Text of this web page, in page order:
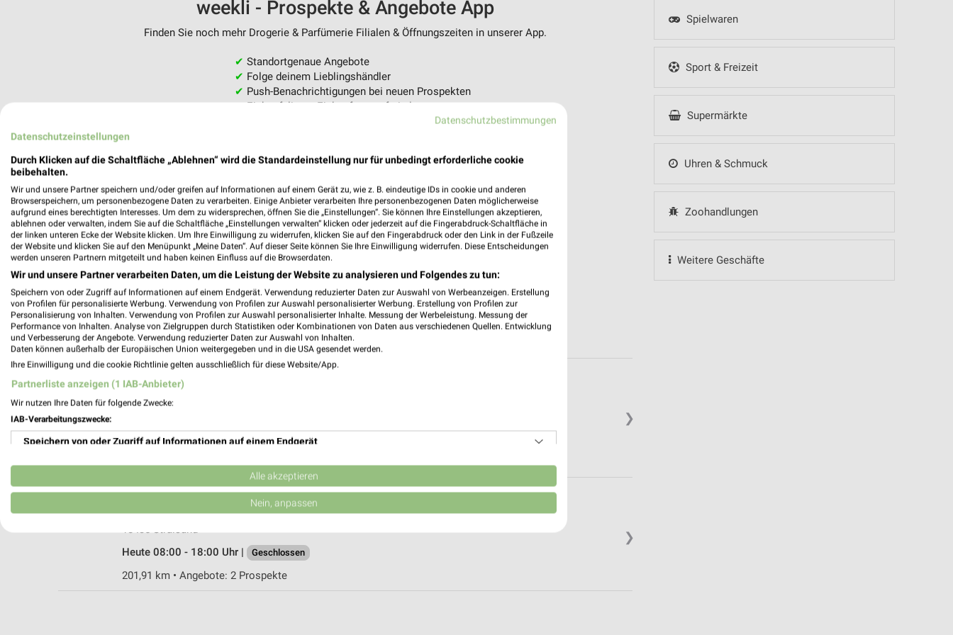
Spielwaren
Sport & Freizeit
Supermärkte
Uhren & Schmuck
Zoohandlungen
Weitere Geschäfte
weekli - Prospekte & Angebote App
Finden Sie noch mehr Drogerie & Parfümerie Filialen & Öffnungszeiten in unserer App.
✔ Standortgenaue Angebote
✔ Folge deinem Lieblingshändler
✔ Push-Benachrichtigungen bei neuen Prospekten
✔Einkaufsliste - Einkauf stressfrei planen
❯
Douglas Stralsund Ossenreyer Straße
18439 Stralsund
Heute 09:30 - 17:00 Uhr | Geschlossen
❯
Heinrich-Heine-Ring 120 c
18435 Stralsund
Heute 08:00 - 18:00 Uhr |
Geschlossen
201,91 km • Angebote: 2 Prospekte
Datenschutzbestimmungen
Datenschutzeinstellungen
Durch Klicken auf die Schaltfläche „Ablehnen“ wird die Standardeinstellung nur für unbedingt erforderliche cookie
beibehalten.
Wir und unsere Partner speichern und/oder greifen auf Informationen auf einem Gerät zu, wie z. B. eindeutige IDs in cookie und anderen
Browserspeichern, um personenbezogene Daten zu verarbeiten. Einige Anbieter verarbeiten Ihre personenbezogenen Daten möglicherweise
aufgrund eines berechtigten Interesses. Um dem zu widersprechen, öffnen Sie die „Einstellungen“. Sie können Ihre Einstellungen akzeptieren,
ablehnen oder verwalten, indem Sie auf die Schaltfläche „Einstellungen verwalten“ klicken oder jederzeit auf die Fingerabdruck-Schaltfläche in
der linken unteren Ecke der Website klicken. Um Ihre Einwilligung zu widerrufen, klicken Sie auf den Fingerabdruck oder den Link in der Fußzeile
der Website und klicken Sie auf den Menüpunkt „Meine Daten“. Auf dieser Seite können Sie Ihre Einwilligung widerrufen. Diese Entscheidungen
werden unseren Partnern mitgeteilt und haben keinen Einfluss auf die Browserdaten.
Wir und unsere Partner verarbeiten Daten, um die Leistung der Website zu analysieren und Folgendes zu tun:
Speichern von oder Zugriff auf Informationen auf einem Endgerät. Verwendung reduzierter Daten zur Auswahl von Werbeanzeigen. Erstellung
von Profilen für personalisierte Werbung. Verwendung von Profilen zur Auswahl personalisierter Werbung. Erstellung von Profilen zur
Personalisierung von Inhalten. Verwendung von Profilen zur Auswahl personalisierter Inhalte. Messung der Werbeleistung. Messung der
Performance von Inhalten. Analyse von Zielgruppen durch Statistiken oder Kombinationen von Daten aus verschiedenen Quellen. Entwicklung
und Verbesserung der Angebote. Verwendung reduzierter Daten zur Auswahl von Inhalten.
Daten können außerhalb der Europäischen Union weitergegeben und in die USA gesendet werden.
Ihre Einwilligung und die cookie Richtlinie gelten ausschließlich für diese Website/App.
Partnerliste anzeigen (1 IAB-Anbieter)
Wir nutzen Ihre Daten für folgende Zwecke:
IAB-Verarbeitungszwecke:
Speichern von oder Zugriff auf Informationen auf einem Endgerät
Verwendung reduzierter Daten zur Auswahl von Werbeanzeigen
Erstellung von Profilen für personalisierte Werbung
Erstellung von Profilen zur Personalisierung von Inhalten
Alle akzeptieren
Nein, anpassen